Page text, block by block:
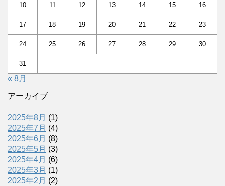
10 11 12 13 14 15 16
17 18 19 20 21 22 23
24 25 26 27 28 29 30
31
« 8月
アーカイブ
2025年8月 (1)
2025年7月 (4)
2025年6月 (8)
2025年5月 (3)
2025年4月 (6)
2025年3月 (1)
2025年2月 (2)